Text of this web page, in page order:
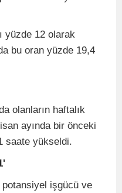
yüzde 12 olarak
bu oran yüzde 19,4
olanların haftalık
ayında bir önceki
saate yükseldi.
işgücü ve